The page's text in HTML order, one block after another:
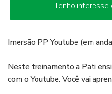
Tenho interesse
Imersão PP Youtube (em
Neste treinamento a Pati
com o Youtube. Você vai